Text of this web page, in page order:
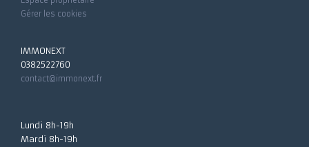
Gérer les cookies
IMMONEXT
0382522760
contact@immonext.fr
Lundi 8h-19h
Mardi 8h-19h